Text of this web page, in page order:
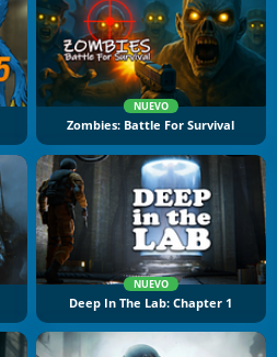
NUEVO
Zombies: Battle For Survival
NUEVO
Deep In The Lab: Chapter 1